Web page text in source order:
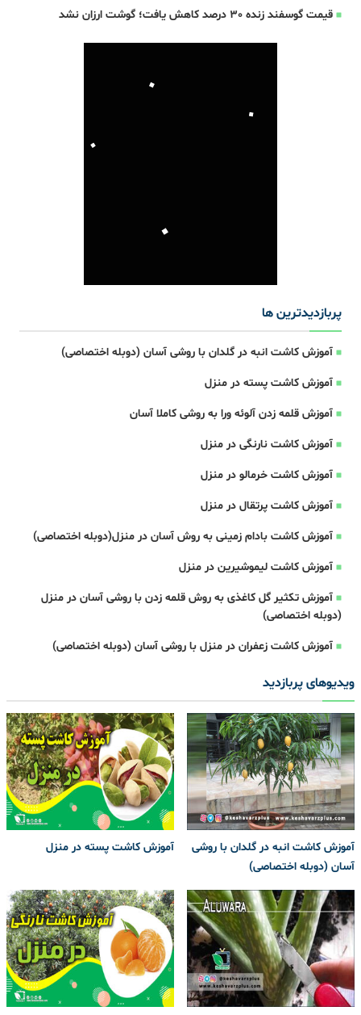
قیمت گوسفند زنده 30 درصد کاهش یافت؛ گوشت ارزان نشد
پربازدیدترین ها
آموزش کاشت انبه در گلدان با روشی آسان (دوبله اختصاصی)
آموزش کاشت پسته در منزل
آموزش قلمه زدن آلوئه ورا به روشی کاملا آسان
آموزش کاشت نارنگی در منزل
آموزش کاشت خرمالو در منزل
آموزش کاشت پرتقال در منزل
آموزش کاشت بادام زمینی به روش آسان در منزل(دوبله اختصاصی)
آموزش کاشت لیموشیرین در منزل
آموزش تکثیر گل کاغذی به روش قلمه زدن با روشی آسان در منزل
(دوبله اختصاصی)
آموزش کاشت زعفران در منزل با روشی آسان (دوبله اختصاصی)
ویدیوهای پربازدید
آموزش کاشت انبه در گلدان با روشی
آسان (دوبله اختصاصی)
آموزش کاشت پسته در منزل